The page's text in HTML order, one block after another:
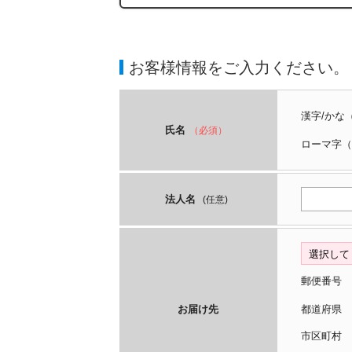
お客様情報をご入力ください。
氏名 （必須）
漢字/かな
ローマ字
法人名 (任意)
お届け先
郵便番号
都道府
市区町